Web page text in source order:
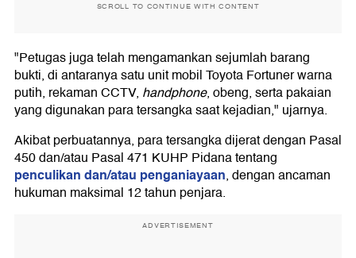
SCROLL TO CONTINUE WITH CONTENT
"Petugas juga telah mengamankan sejumlah barang
bukti, di antaranya satu unit mobil Toyota Fortuner warna
putih, rekaman CCTV, handphone, obeng, serta pakaian
yang digunakan para tersangka saat kejadian," ujarnya.
Akibat perbuatannya, para tersangka dijerat dengan Pasal
450 dan/atau Pasal 471 KUHP Pidana tentang
penculikan dan/atau penganiayaan, dengan ancaman
hukuman maksimal 12 tahun penjara.
ADVERTISEMENT